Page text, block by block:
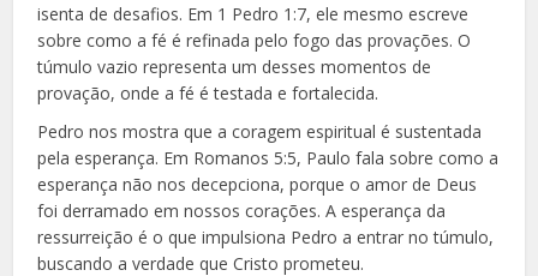
isenta de desafios. Em 1 Pedro 1:7, ele mesmo escreve
sobre como a fé é refinada pelo fogo das provações. O
túmulo vazio representa um desses momentos de
provação, onde a fé é testada e fortalecida.
Pedro nos mostra que a coragem espiritual é sustentada
pela esperança. Em Romanos 5:5, Paulo fala sobre como a
esperança não nos decepciona, porque o amor de Deus
foi derramado em nossos corações. A esperança da
ressurreição é o que impulsiona Pedro a entrar no túmulo,
buscando a verdade que Cristo prometeu.